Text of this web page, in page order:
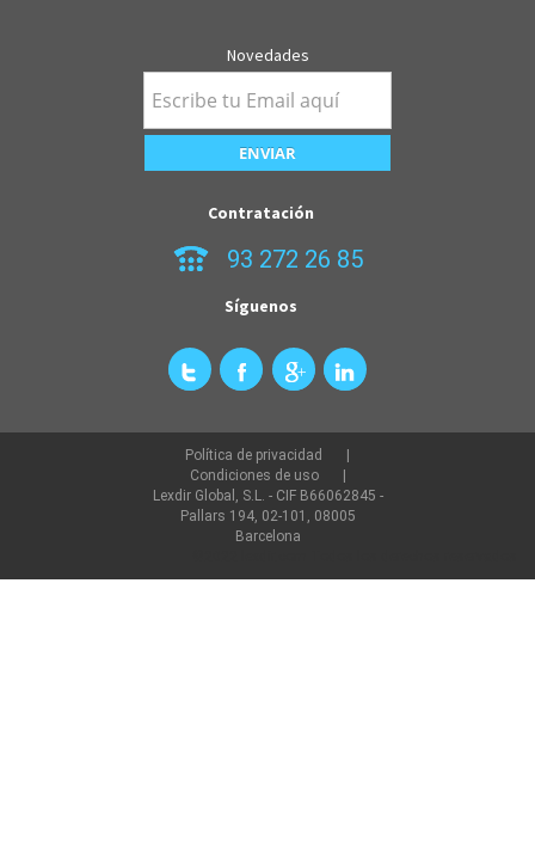
Novedades
Contratación
93 272 26 85
Síguenos
Política de privacidad
Condiciones de uso
Lexdir Global, S.L. - CIF B66062845 -
Pallars 194, 02-101, 08005
Barcelona